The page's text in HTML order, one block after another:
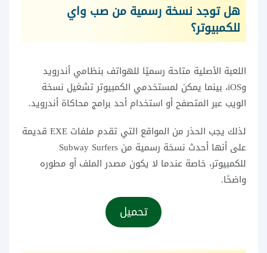
هل توجد نسخة رسمية من صب واي
للكمبيوتر؟
اللعبة الأصلية متاحة رسميًا للهواتف بنظامي أندرويد
وiOS، بينما يمكن لمستخدمي الكمبيوتر تشغيل نسخة
الويب عبر المتصفح أو استخدام أحد برامج محاكاة أندرويد.
لذلك يجب الحذر من المواقع التي تقدم ملفات EXE قديمة
على أنها أحدث نسخة رسمية من Subway Surfers
للكمبيوتر، خاصة عندما لا يكون مصدر الملف أو مطوره
واضحًا.
تحميل